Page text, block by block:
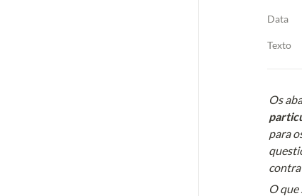
Data
Texto
Os
para
O que